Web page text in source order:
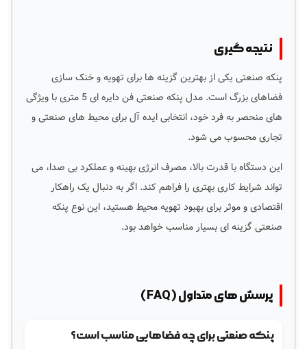
نتیجه گیری
پنکه صنعتی یکی از بهترین گزینه ها برای تهویه و خنک سازی
فضاهای بزرگ است. مدل پنکه صنعتی فن دایره ای 5 متری با ویژگی
های منحصر به فرد خود، انتخابی ایده آل برای محیط های صنعتی و
تجاری محسوب می شود.
این دستگاه با قدرت بالا، مصرف انرژی بهینه و عملکرد بی صدا، می
تواند شرایط کاری بهتری را فراهم کند. اگر به دنبال یک راهکار
اقتصادی و موثر برای بهبود تهویه محیط هستید، این نوع پنکه
صنعتی گزینه ای بسیار مناسب خواهد بود.
پرسش های متداول (FAQ)
پنکه صنعتی برای چه فضاهایی مناسب است؟